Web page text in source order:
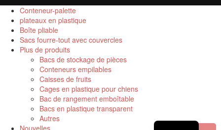
Conteneur-palette
plateaux en plastique
Boîte pliable
Sacs fourre-tout avec couvercles
Plus de produits
Bacs de stockage de pièces
Conteneurs empilables
Caisses de fruits
Cages en plastique pour chiens
Bac de rangement emboîtable
Bacs en plastique transparent
Autres
Nouvelles